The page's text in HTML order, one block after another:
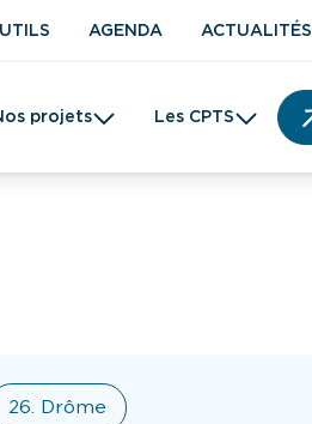
AGENDA ACTUALITÉS
projets Les CPTS
26. Drôme